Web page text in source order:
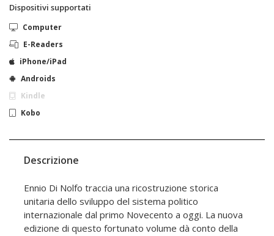
Dispositivi supportati
Computer
E-Readers
iPhone/iPad
Androids
Kindle
Kobo
Descrizione
Ennio Di Nolfo traccia una ricostruzione storica
unitaria dello sviluppo del sistema politico
internazionale dal primo Novecento a oggi. La nuova
edizione di questo fortunato volume dà conto della